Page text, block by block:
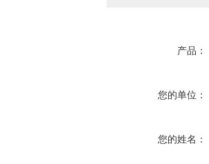
产品：
您的单位：
您的姓名：